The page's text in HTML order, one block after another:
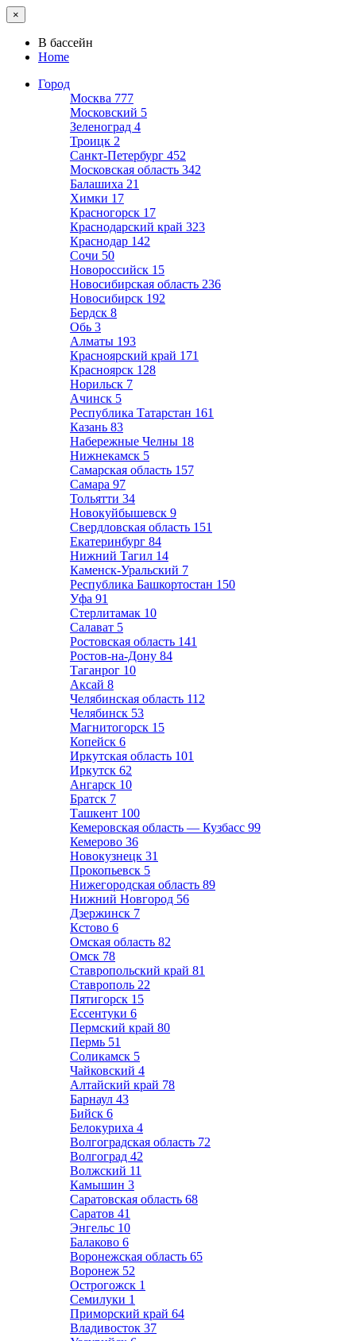
×
В бассейн
Home
Город
Москва 777
Московский 5
Зеленоград 4
Троицк 2
Санкт-Петербург 452
Московская область 342
Балашиха 21
Химки 17
Красногорск 17
Краснодарский край 323
Краснодар 142
Сочи 50
Новороссийск 15
Новосибирская область 236
Новосибирск 192
Бердск 8
Обь 3
Алматы 193
Красноярский край 171
Красноярск 128
Норильск 7
Ачинск 5
Республика Татарстан 161
Казань 83
Набережные Челны 18
Нижнекамск 5
Самарская область 157
Самара 97
Тольятти 34
Новокуйбышевск 9
Свердловская область 151
Екатеринбург 84
Нижний Тагил 14
Каменск-Уральский 7
Республика Башкортостан 150
Уфа 91
Стерлитамак 10
Салават 5
Ростовская область 141
Ростов-на-Дону 84
Таганрог 10
Аксай 8
Челябинская область 112
Челябинск 53
Магнитогорск 15
Копейск 6
Иркутская область 101
Иркутск 62
Ангарск 10
Братск 7
Ташкент 100
Кемеровская область — Кузбасс 99
Кемерово 36
Новокузнецк 31
Прокопьевск 5
Нижегородская область 89
Нижний Новгород 56
Дзержинск 7
Кстово 6
Омская область 82
Омск 78
Ставропольский край 81
Ставрополь 22
Пятигорск 15
Ессентуки 6
Пермский край 80
Пермь 51
Соликамск 5
Чайковский 4
Алтайский край 78
Барнаул 43
Бийск 6
Белокуриха 4
Волгоградская область 72
Волгоград 42
Волжский 11
Камышин 3
Саратовская область 68
Саратов 41
Энгельс 10
Балаково 6
Воронежская область 65
Воронеж 52
Острогожск 1
Семилуки 1
Приморский край 64
Владивосток 37